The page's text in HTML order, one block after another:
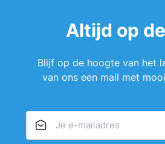
Altijd op
Blijf op de hoogte van het
van ons een mail met